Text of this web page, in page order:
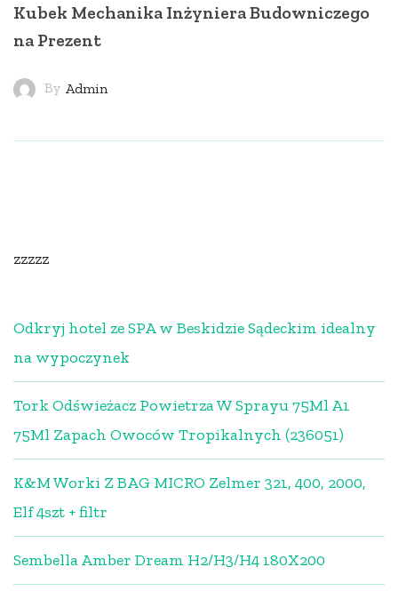
Kubek Mechanika Inżyniera Budowniczego
na Prezent
By Admin
zzzzz
Odkryj hotel ze SPA w Beskidzie Sądeckim idealny
na wypoczynek
Tork Odświeżacz Powietrza W Sprayu 75Ml A1
75Ml Zapach Owoców Tropikalnych (236051)
K&M Worki Z BAG MICRO Zelmer 321, 400, 2000,
Elf 4szt + filtr
Sembella Amber Dream H2/H3/H4 180X200